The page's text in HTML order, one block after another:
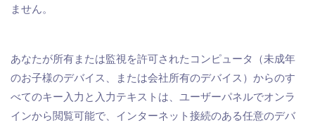
ません。
あなたが所有または監視を許可されたコンピュータ（未成年
のお子様のデバイス、または会社所有のデバイス）からのす
べてのキー入力と入力テキストは、ユーザーパネルでオンラ
インから閲覧可能で、インターネット接続のある任意のデバ